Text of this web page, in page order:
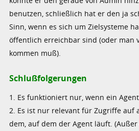
benutzen, schließlich hat er den ja
Sinn, wenn es sich um Zielsysteme
öffentlich erreichbar sind (oder man
kommen muß).
Schlußfolgerungen
1. Es funktioniert nur, wenn ein
2. Es ist nur relevant für Zugriffe auf
dem, auf dem der Agent läuft.